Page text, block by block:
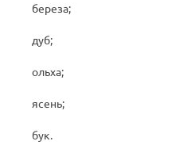
береза;
дуб;
ольха;
ясень;
бук.